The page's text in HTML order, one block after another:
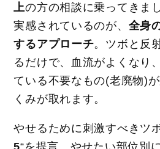
上の方の相談に乗ってきま
実感されているのが、 全身
するアプローチ。ツボと反
るだけで、血流がよくなり
ている不要なもの(老廃物)
くみが取れます。
やせるために刺激すべきツ
5“を提言。やせたい部位別